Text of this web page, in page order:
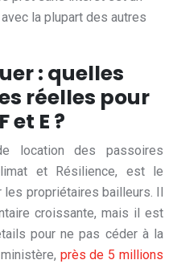
la plupart des autres
: quelles
réelles pour
et E ?
location des passoires
et Résilience, est le
les propriétaires bailleurs. Il
croissante, mais il est
pour ne pas céder à la
près de 5 millions